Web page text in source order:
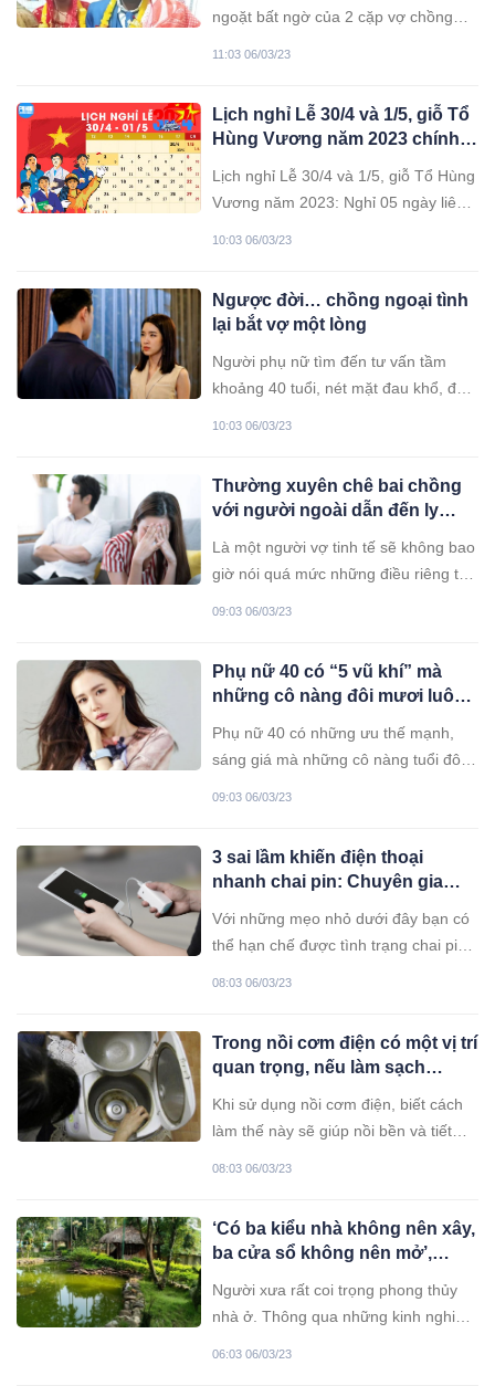
ngoặt bất ngờ của 2 cặp vợ chồng
11:03 06/03/23
Lịch nghỉ Lễ 30/4 và 1/5, giỗ Tổ
Hùng Vương năm 2023 chính
Lịch nghỉ Lễ 30/4 và 1/5, giỗ Tổ Hùng
Vương năm 2023: Nghỉ 05 ngày liên
10:03 06/03/23
Ngược đời… chồng ngoại tình
lại bắt vợ một lòng
Người phụ nữ tìm đến tư vấn tầm
khoảng 40 tuổi, nét mặt đau khổ, đôi
10:03 06/03/23
Thường xuyên chê bai chồng
với người ngoài dẫn đến ly
phụ nữ đừng ”lỡ miệng”
Là một người vợ tinh tế sẽ không bao
giờ nói quá mức những điều riêng tư
mình.
09:03 06/03/23
Phụ nữ 40 có “5 vũ khí” mà
những cô nàng đôi mươi luôn
mệt
Phụ nữ 40 có những ưu thế mạnh,
sáng giá mà những cô nàng tuổi đôi
09:03 06/03/23
3 sai lầm khiến điện thoại
nhanh chai pin: Chuyên gia
của máy, ai cũng nên biết
Với những mẹo nhỏ dưới đây bạn có
thể hạn chế được tình trạng chai pin
08:03 06/03/23
Trong nồi cơm điện có một vị trí
quan trọng, nếu làm sạch
tiền điện
Khi sử dụng nồi cơm điện, biết cách
làm thế này sẽ giúp nồi bền và tiết
08:03 06/03/23
‘Có ba kiểu nhà không nên xây,
ba cửa sổ không nên mở’,
Người xưa rất coi trọng phong thủy
nhà ở. Thông qua những kinh nghiệm
06:03 06/03/23